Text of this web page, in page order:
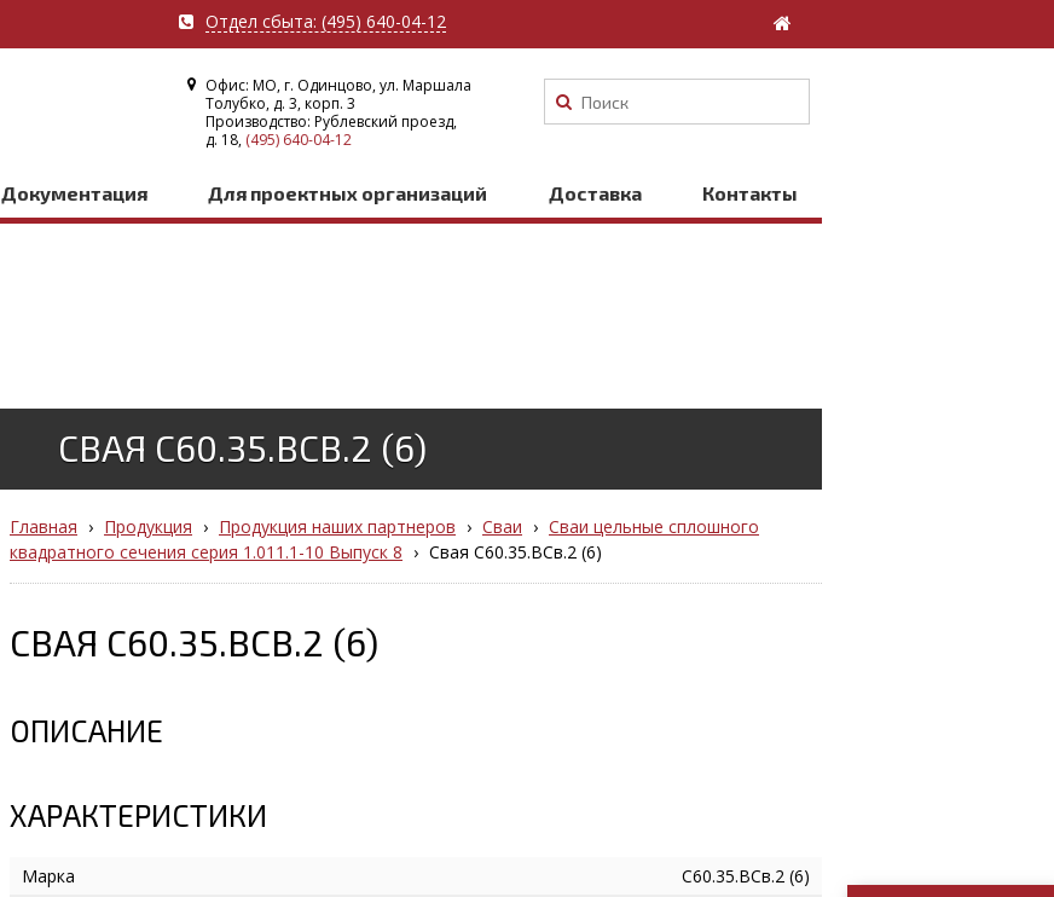
Отдел сбыта: (495) 640-04-12
Офис: МО, г. Одинцово, ул. Маршала
Толубко, д. 3, корп. 3
Производство: Рублевский проезд,
д. 18, (495) 640-04-12
Документация Для проектных организаций Доставка Контакты
СВАЯ С60.35.ВСВ.2 (6)
Главная › Продукция › Продукция наших партнеров › Сваи › Сваи цельные сплошного
квадратного сечения серия 1.011.1-10 Выпуск 8 › Свая С60.35.ВСв.2 (6)
СВАЯ С60.35.ВСВ.2 (6)
ОПИСАНИЕ
ХАРАКТЕРИСТИКИ
Марка
С60.35.ВСв.2 (6)